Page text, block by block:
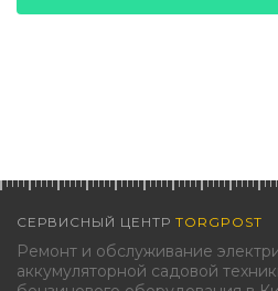
СЕРВИСНЫЙ ЦЕНТР TORGPOST
Ремонт и обслуживание
аккумуляторной садовой